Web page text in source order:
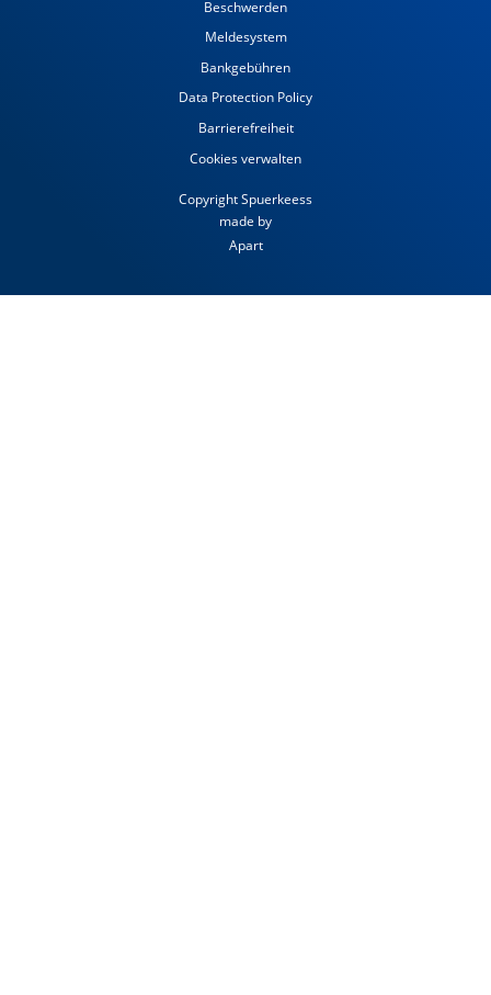
Beschwerden
Meldesystem
Bankgebühren
Data Protection Policy
Barrierefreiheit
Cookies verwalten
Copyright Spuerkeess
made by
Apart